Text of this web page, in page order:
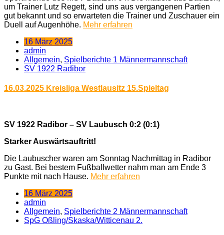
um Trainer Lutz Regett, sind uns aus vergangenen Partien
gut bekannt und so erwarteten die Trainer und Zuschauer ein
Duell auf Augenhöhe. Mehr erfahren
16 März 2025
admin
Allgemein, Spielberichte 1 Männermannschaft
SV 1922 Radibor
16.03.2025 Kreisliga Westlausitz 15.Spieltag
SV 1922 Radibor – SV Laubusch 0:2 (0:1)
Starker Auswärtsauftritt!
Die Laubuscher waren am Sonntag Nachmittag in Radibor
zu Gast. Bei bestem Fußballwetter nahm man am Ende 3
Punkte mit nach Hause. Mehr erfahren
16 März 2025
admin
Allgemein, Spielberichte 2 Männermannschaft
SpG Oßling/Skaska/Witticenau 2.